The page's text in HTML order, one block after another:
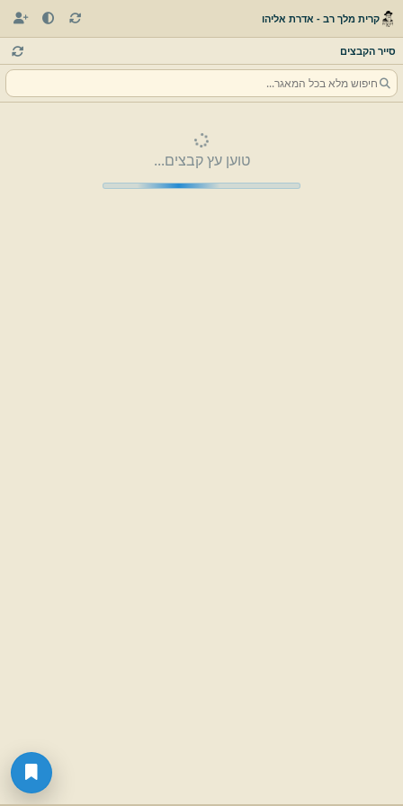
קרית מלך רב - אדרת אליהו
סייר הקבצים
טוען עץ קבצים...